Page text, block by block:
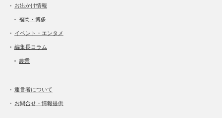
お出かけ情報
福岡・博多
イベント・エンタメ
編集長コラム
農業
運営者について
お問合せ・情報提供